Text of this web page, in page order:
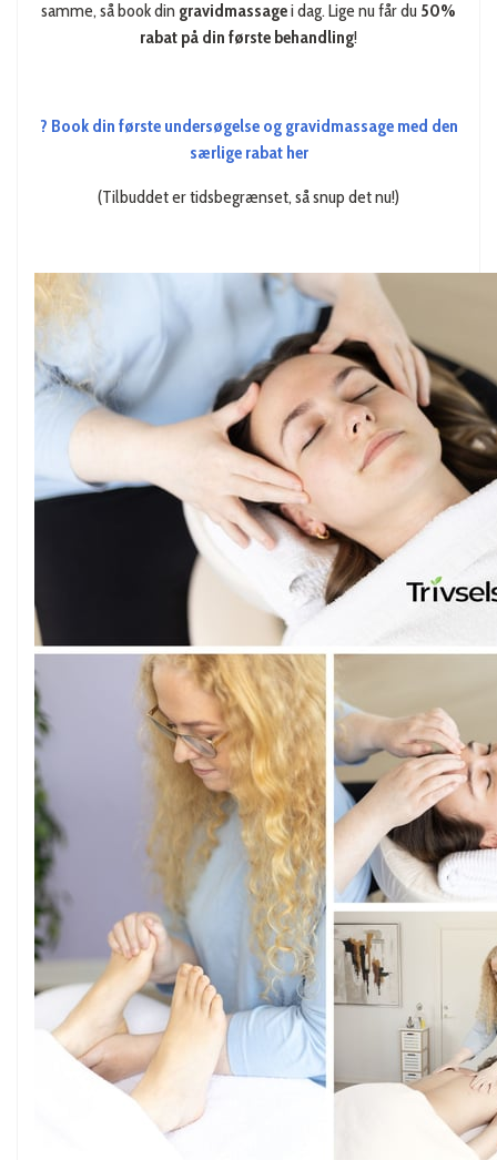
samme, så book din gravidmassagei dag. Lige nu får du 50%
rabat på din første behandling!
? Book din første undersøgelse og gravidmassage med den
særlige rabat her
(Tilbuddet er tidsbegrænset, så snup det nu!)